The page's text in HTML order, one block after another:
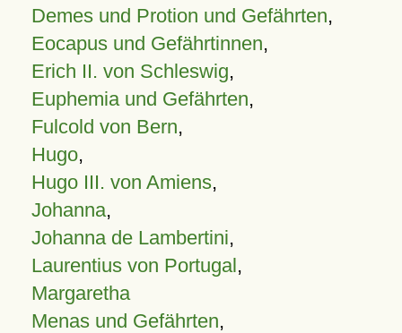
Demes und Protion und Gefährten,
Eocapus und Gefährtinnen,
Erich II. von Schleswig,
Euphemia und Gefährten,
Fulcold von Bern,
Hugo,
Hugo III. von Amiens,
Johanna,
Johanna de Lambertini,
Laurentius von Portugal,
Margaretha
Menas und Gefährten,